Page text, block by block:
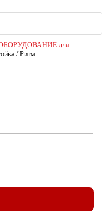
для
/ Ритм